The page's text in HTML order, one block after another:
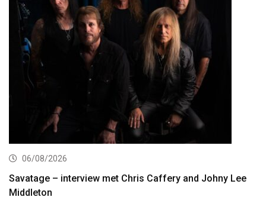
06/08/2026
Savatage – interview met Chris Caffery and Johny Lee
Middleton